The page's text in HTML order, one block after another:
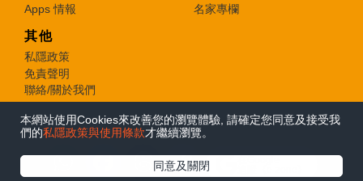
本網站使用Cookies來改善您的瀏覽體驗, 請確定您同意及接受我
們的私隱政策與使用條款才繼續瀏覽。
同意及關閉
Apps 情報
名家專欄
其他
私隱政策
免責聲明
聯絡/關於我們
© 2026 e-zone. All Rights Reserved.